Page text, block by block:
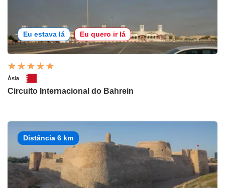
Eu estava lá Eu quero ir lá
Ásia
Circuito Internacional do Bahrein
Distância 6 km